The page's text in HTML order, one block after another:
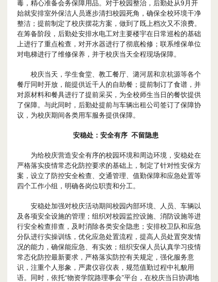
毒，精心准备会务保障用品。对于校园整治，后勤处从9月开
始就安排室外保洁人员逐步清扫校园死角，确保全校环境干净
整洁；提前制定了校庆摆花方案，做到了既上档次又不浪费。
在筹备阶段，后勤处安排水电工对主要楼宇在日常巡检的基础
上进行了重点检查，对开水器进行了彻底检修；联系维保单位
对电梯进行了维修保养，并于校庆当天全程现场保障。
校庆当天，学生食堂、教工餐厅、潞河居和京杭源等各个
餐厅同时开放，能提供近千人的自助餐；提前制订了食谱，并
对原材料和餐具进行了提前采买，为全校师生当日的餐饮提供
了保障。与此同时，后勤处提前与车辆出租公司签订了保障协
议，为校庆期间各类用车服务提供保障。
安稳处 ： 安全有序 不留隐患
为给校庆营造安全有序的校园环境和周边环境，安稳处在
严格落实疫情常态化防控要求的基础上，制定了针对性安保方
案，设立了防控安全检查、交通管理、值勤保障和应急处置等
四个工作小组，明确各岗位职责和分工。
安稳处加强对校庆活动期间校园内部环境、人员、车辆以
及各项安全设施的管理；组织对校园监控设施、消防设施等进
行安全检查排查，及时消除各类安全隐患；安排校卫队和应急
分队进行实操训练，优化应急处置流程，提高人员处置突发情
况的能力，确保能应急、有实效；组织安保人员认真学习疫情
常态化防控最新要求，严格落实防控有关规定，强化服务意
识，注重个人形象，严肃仪容仪表，规范值勤过程中礼貌用
语。同时，依托“物资学院路理事会”平台，在校庆当日协调地